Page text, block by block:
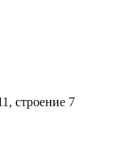
строение 7